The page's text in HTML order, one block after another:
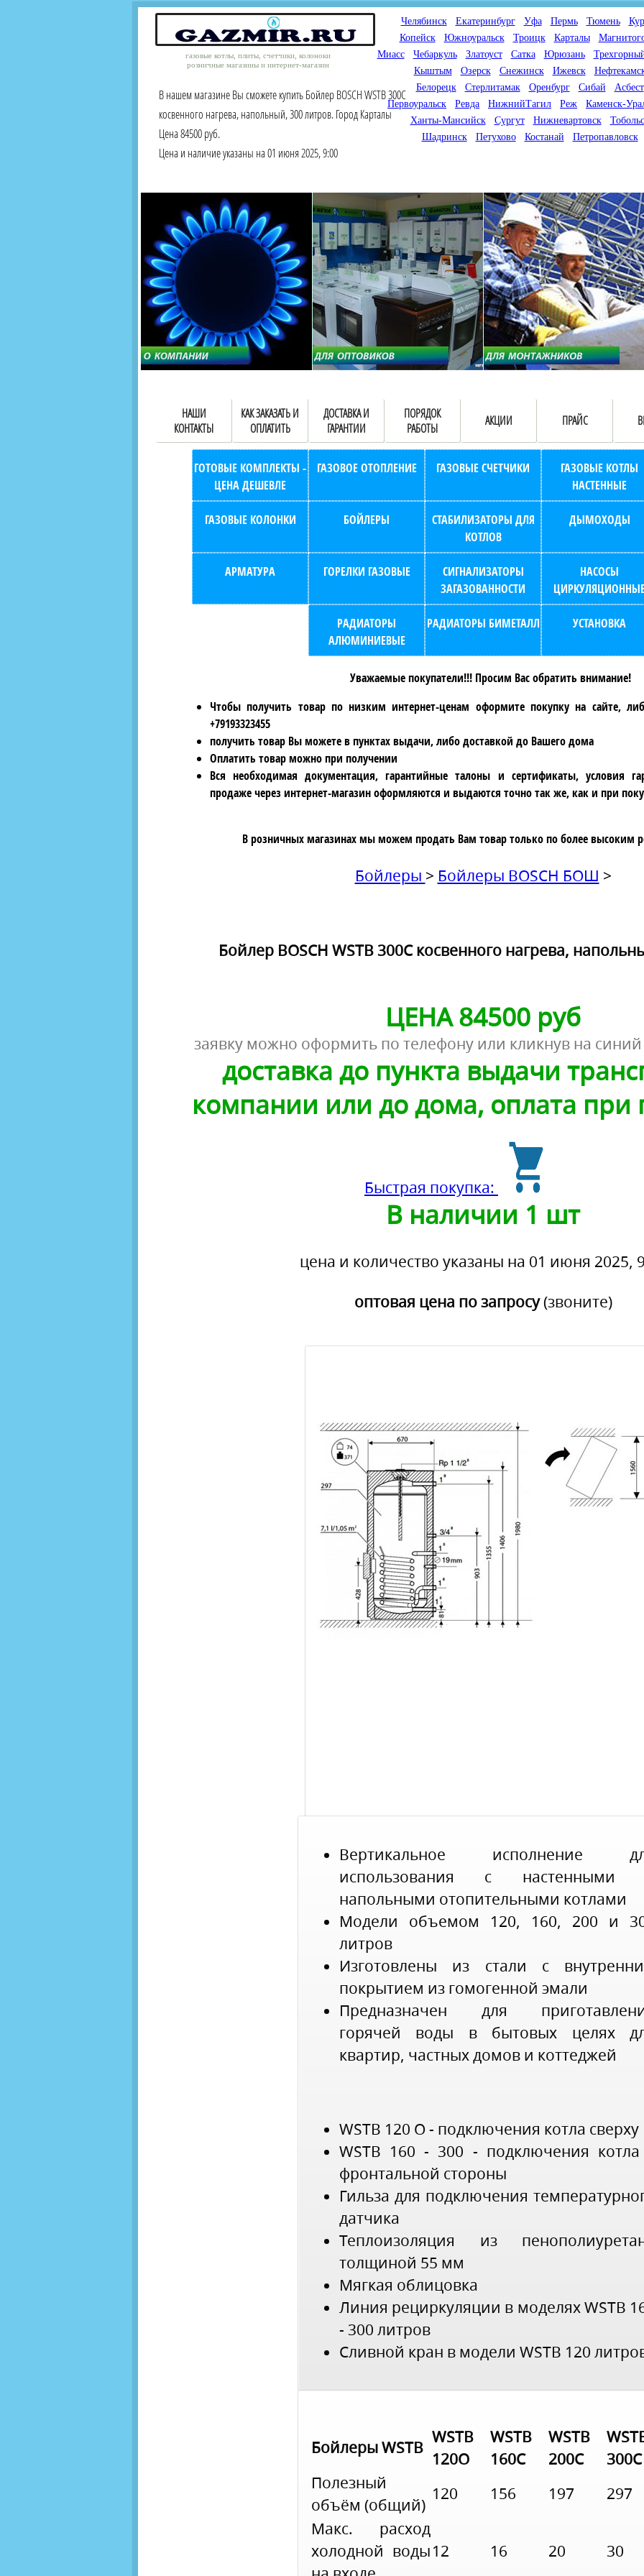
газовые котлы, плиты, счетчики, колоноки
розничные магазины и интернет-магазин
Челябинск Екатеринбург Уфа Пермь Тюмень
Копейск
Южноуральск Троицк Карталы
Миасс
Чебаркуль Златоуст Сатка Юрюзань
Кыштым
Озерск Снежинск Ижевск
Белорецк
Стерлитамак Оренбург Сибай
Асбест
Первоуральск
Ревда НижнийТагил Реж
Каменск-
Ханты-Мансийск
Сургут Нижневартовск
Шадринск
Петухово Костанай Петропавловск
В нашем магазине Вы сможете купить Бойлер BOSCH WSTB 300C
косвенного нагрева, напольный, 300 литров. Город Карталы
Цена 84500 руб.
Цена и наличие указаны на 01 июня 2025, 9:00
Мы продаем газовые котлы
для отопления,
водонагреватели, счетчики
газа с доставкой по городам
России и Казахстана
Мы специализируемся на
снабжении магазинов
газового оборудования.
Предлагаем полный
ассортимент товара для
открытия магазина газового
оборудования в Вашем
городе. Мы знаем что будет
продаваться.
НАШИ
КОНТАКТЫ
КАК ЗАКАЗАТЬ И
ОПЛАТИТЬ
ДОСТАВКА И
ГАРАНТИИ
ПОРЯДОК
РАБОТЫ
АКЦИИ ПРАЙС
ГОТОВЫЕ КОМПЛЕКТЫ -
ЦЕНА ДЕШЕВЛЕ
ГАЗОВОЕ ОТОПЛЕНИЕ ГАЗОВЫЕ СЧЕТЧИКИ
ГАЗОВЫЕ КОТЛЫ
НАСТЕННЫЕ
ГАЗОВЫЕ КОЛОНКИ БОЙЛЕРЫ
СТАБИЛИЗАТОРЫ ДЛЯ
КОТЛОВ
ДЫМОХОДЫ
АРМАТУРА ГОРЕЛКИ ГАЗОВЫЕ
СИГНАЛИЗАТОРЫ
ЗАГАЗОВАННОСТИ
НАСОСЫ
РАДИАТОРЫ
АЛЮМИНИЕВЫЕ
РАДИАТОРЫ БИМЕТАЛЛ УСТАНОВКА
Уважаемые покупатели!!! Просим Вас обратить внимание!
Чтобы получить товар по низким интернет-ценам оформите покупку на сайте,
+79193323455
получить товар Вы можете в пунктах выдачи, либо доставкой до Вашего дома
Оплатить товар можно при получении
Вся необходимая документация, гарантийные талоны и сертификаты, условия
продаже через интернет-магазин оформляются и выдаются точно так же, как и при
В розничных магазинах мы можем продать Вам товар только по более высоким
Бойлеры > Бойлеры BOSCH БОШ >
Бойлер BOSCH WSTB 300C косвенного нагрева,
ЦЕНА 84500 руб
заявку можно оформить по телефону или кликнув на
доставка до пункта выдачи
компании или до дома, оплата при
Быстрая покупка:
В наличии 1 шт
цена и количество указаны на 01 июня 2025,
оптовая цена по запросу(звоните)
Вертикальное исполнение
использования с настенными
напольными отопительными котлами
Модели объемом 120, 160, 200 и
литров
Изготовлены из стали с
покрытием из гомогенной эмали
Предназначен для
горячей воды в бытовых целях
квартир, частных домов и коттеджей
WSTB 120 O - подключения котла сверху
WSTB 160 - 300 - подключения
фронтальной стороны
Гильза для подключения
датчика
Теплоизоляция из
толщиной 55 мм
Мягкая облицовка
Линия рециркуляции в моделях WSTB
- 300 литров
Сливной кран в модели WSTB 120
Бойлеры WSTB
WSTB
120O
WSTB
160C
WSTB
200C
300C
Полезный
объём (общий)
120 156 197
297
Макс. расход
холодной воды12 16 20 30